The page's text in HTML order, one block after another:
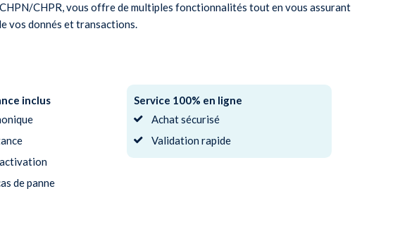
CHPN/CHPR, vous offre de multiples fonctionnalités tout en vous assurant
vos donnés et transactions.
inclus
de panne
Service 100% en ligne
Achat sécurisé
Validation rapide